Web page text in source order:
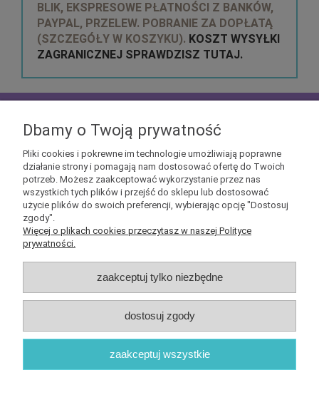
BLIK, EKSPRESOWE PŁATNOŚCI Z BANKÓW,
PAYPAL, PRZELEW. POBRANIE ZA DOPŁATĄ
(SZCZEGÓŁY W KOSZYKU). KOSZT WYSYŁKI
ZAGRANICZNEJ SPRAWDZISZ TUTAJ.
otrzymać kupony rabatowe na geekowe itemy
O nas
Dbamy o Twoją prywatność
Pliki cookies i pokrewne im technologie umożliwiają poprawne
działanie strony i pomagają nam dostosować ofertę do Twoich
potrzeb. Możesz zaakceptować wykorzystanie przez nas
wszystkich tych plików i przejść do sklepu lub dostosować
użycie plików do swoich preferencji, wybierając opcję "Dostosuj
zgody".
Więcej o plikach cookies przeczytasz w naszej Polityce
prywatności.
zaakceptuj tylko niezbędne
dostosuj zgody
zaakceptuj wszystkie